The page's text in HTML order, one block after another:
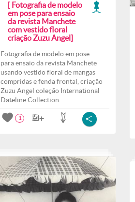
[ Fotografia de modelo
em pose para ensaio
da revista Manchete
com vestido floral
criação Zuzu Angel]
Fotografia de modelo em pose
para ensaio da revista Manchete
usando vestido floral de mangas
compridas e fenda frontal, criação
Zuzu Angel coleção International
Dateline Collection.
1